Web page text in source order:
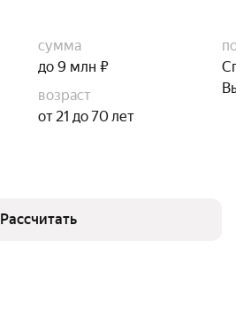
сумма
до 9 млн ₽
возраст
от 21 до 70 лет
Рассчитать